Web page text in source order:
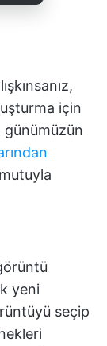
için
günümüzün
yeni
seçip